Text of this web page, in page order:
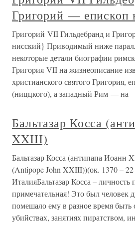
Григорий — епископ
Григорий VII Гильдебранд и
нисский} Приводимый ниже
некоторые детали биографии
Григория VII на жизнеописание
христианского святого Григория,
(ниццкого), а западный Рим — на
Бальтазар Косса
XXIII)
Бальтазар Косса (антипапа Иоанн
(Antipope John XXIII))(ок. 1370 – 22
ИталияБальтазар Косса – личность
примечательная! Это был человек
помешало ему в разное время
убийствах, занятиях пиратством,